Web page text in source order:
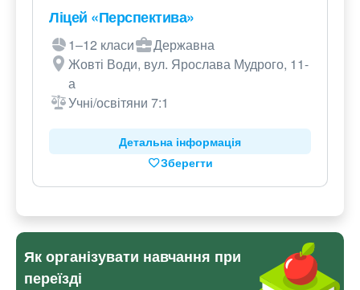
Ліцей «Перспектива»
1–12 класи
Державна
Жовті Води, вул. Ярослава Мудрого, 11-
а
Учні/освітяни 7:1
Детальна інформація
Зберегти
Як організувати навчання при
переїзді